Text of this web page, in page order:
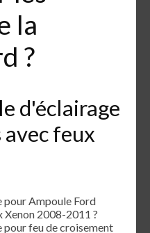
la
?
d'éclairage
avec feux
pour Ampoule Ford
Xenon 2008-2011 ?
pour feu de croisement